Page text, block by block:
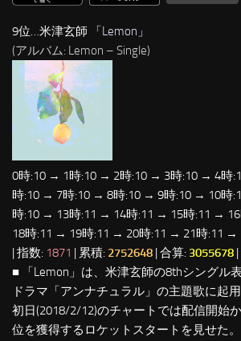
9位…米津玄師 「 Lemon 」
(アルバム: Lemon – Single)
0時:10 → 1時:10 → 2時:10 → 3時:10 → 4時
時:10 → 7時:10 → 8時:10 → 9時:10 → 10時
時:10 → 13時:11 → 14時:11 → 15時:11 →
18時:11 → 19時:11 → 20時:11 → 21時:11 →
| 指数: 1871 | 累積: 2752648 | 合算: 3055678
■ 「Lemon」は、米津玄師の8thシングル
ドラマ「アンナチュラル」の主題歌に起
初日(2018/2/12)のチャートでは配信開始
位を獲得するロケットスタートを見せた